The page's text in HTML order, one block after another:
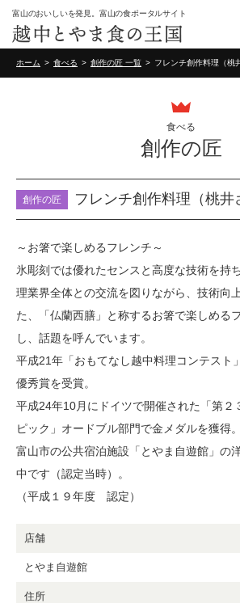
富山のおいしいを発見。富山の食ポータルサイト
ホーム 食べる 創作の匠 一覧 フレンチ創作料理（桃
食べる
創作の匠
創作の匠 フレンチ創作料理（桃井
～お箸で楽しめるフレンチ～
氷彫刻では優れたセンスと高度な技術を持
理業界全体との交流を図りながら、技術向
た、「仏蘭西膳」と称するお箸で楽しめる
し、話題を呼んでいます。
平成21年「おもてなし越中料理コンテスト
優秀賞を受賞。
平成24年10月にドイツで開催された「第２
ピック」オードブル部門で金メダルを獲得。
富山市の公共宿泊施設「とやま自遊館」の
中です（認定当時）。
（平成１９年度 認定）
店舗
とやま自遊館
住所